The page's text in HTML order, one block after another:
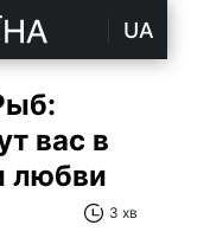
UA
вас в
любви
3 хв